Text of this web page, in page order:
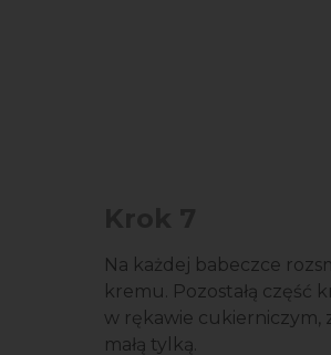
Na każdej babeczce
kremu. Pozostałą część
w rękawie cukierniczym,
małą tylką.